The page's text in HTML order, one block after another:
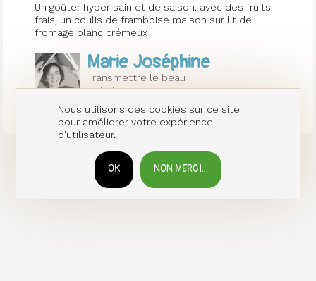
Un goûter hyper sain et de saison, avec des fruits
frais, un coulis de framboise maison sur lit de
fromage blanc crémeux
Marie Joséphine
Transmettre le beau
et le bon
Nous utilisons des cookies sur ce site
pour améliorer votre expérience
d'utilisateur.
NON MERCI...
OK
RETIRER LE CONSENTEMENT